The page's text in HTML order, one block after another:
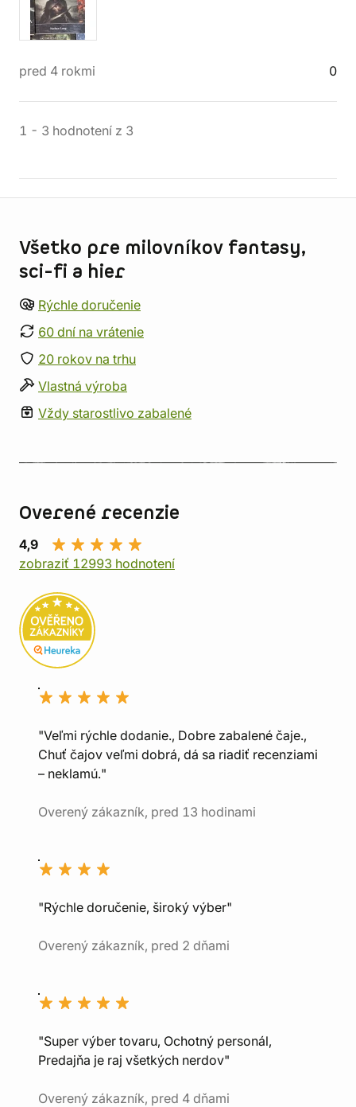
pred 4 rokmi 0
1 - 3 hodnotení z 3
Všetko pre milovníkov fantasy,
sci-fi a hier
Rýchle doručenie
60 dní na vrátenie
20 rokov na trhu
Vlastná výroba
Vždy starostlivo zabalené
Overené recenzie
4,9
zobraziť 12993 hodnotení
"Veľmi rýchle dodanie., Dobre zabalené čaje.,
Chuť čajov veľmi dobrá, dá sa riadiť recenziami
– neklamú."
Overený zákazník, pred 13 hodinami
"Rýchle doručenie, široký výber"
Overený zákazník, pred 2 dňami
"Super výber tovaru, Ochotný personál,
Predajňa je raj všetkých nerdov"
Overený zákazník, pred 4 dňami